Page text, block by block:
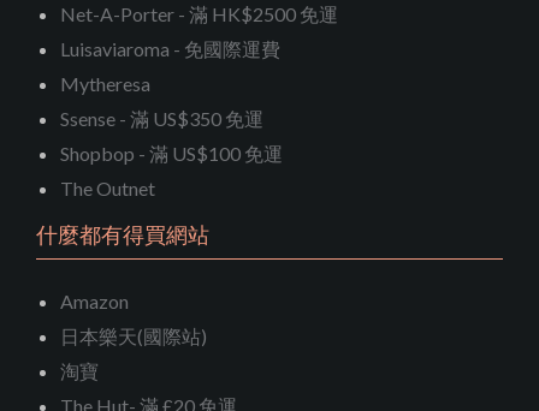
Net-A-Porter - 滿 HK$2500 免運
Luisaviaroma - 免國際運費
Mytheresa
Ssense - 滿 US$350 免運
Shopbop - 滿 US$100 免運
The Outnet
什麼都有得買網站
Amazon
日本樂天(國際站)
淘寶
The Hut- 滿 £20 免運